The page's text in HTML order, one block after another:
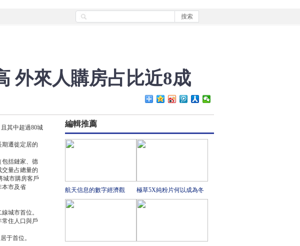
外來人購房占比近8成
其中超過80城
遷徙定居的
包括鏈家、德
量占總量的
城市購房客戶
本市及省
城市首位。
住人口與戶
于首位。
編輯推薦
航天信息的數字經濟觀
極草5X純粉片何以成為冬
蟲夏草行業領跑者？